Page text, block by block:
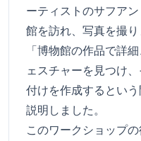
ーティストのサフア
館を訪れ、写真を撮り
「博物館の作品で詳
ェスチャーを見つけ
付けを作成するとい
説明しました。
このワークショップ